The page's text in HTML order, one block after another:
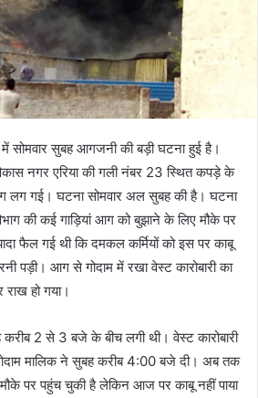
में सोमवार सुबह आगजनी की बड़ी घटना हुई है।
नगर एरिया की गली नंबर 23 स्थित कपड़े के
लग गई। घटना सोमवार अल सुबह की है। घटना
की कई गाड़ियां आग को बुझाने के लिए मौके पर
फैल गई थी कि दमकल कर्मियों को इस पर काबू
पड़ी। आग से गोदाम में रखा वेस्ट कारोबारी का
हो गया।
करीब 2 से 3 बजे के बीच लगी थी। वेस्ट कारोबारी
मालिक ने सुबह करीब 4:00 बजे दी। अब तक
मौके पर पहुंच चुकी है लेकिन आज पर काबू नहीं पाया